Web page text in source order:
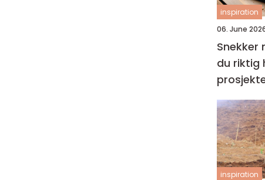
inspiration
06. June
Snekker
du riktig
inspiration